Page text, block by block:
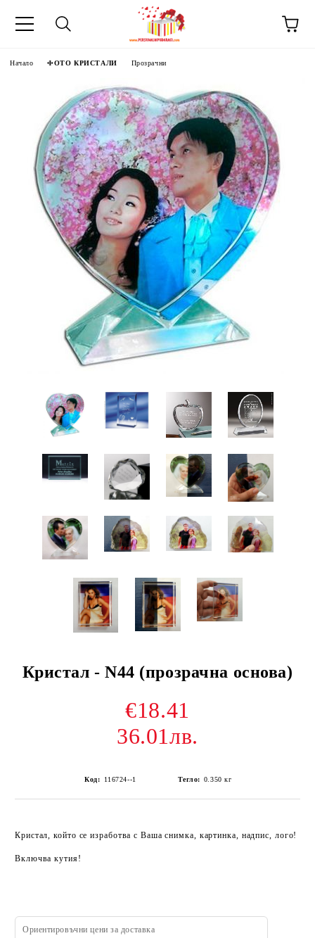
Начало ФОТО КРИСТАЛИ Прозрачни
Кристал - N44 (прозрачна основа)
€18.41
36.01лв.
Код: 116724--1 Тегло: 0.350 кг
Кристал, който се изработва с Ваша снимка, картинка, надпис, лого!
Включва кутия!
Ориентировъчни цени за доставка